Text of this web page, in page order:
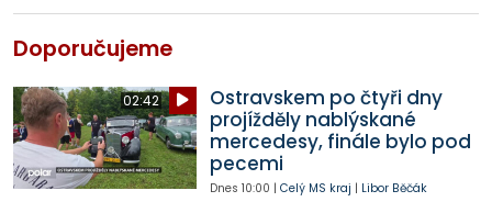
Doporučujeme
02:42
Ostravskem po čtyři dny
projížděly nablýskané
mercedesy, finále bylo pod
pecemi
Dnes 10:00 | Celý MS kraj | Libor Běčák